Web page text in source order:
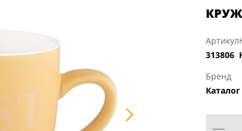
Артикул
313806
Бренд